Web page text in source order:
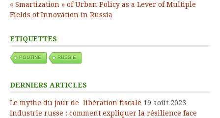
« Smartization » of Urban Policy as a Lever of Multiple
Fields of Innovation in Russia
ETIQUETTES
POUTINE RUSSIE
DERNIERS ARTICLES
Le mythe du jour de libération fiscale 19 août 2023
Industrie russe : comment expliquer la résilience face